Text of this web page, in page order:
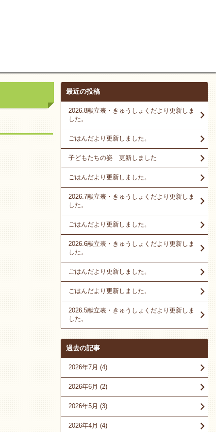
最近の投稿
2026.8献立表・きゅうしょくだより更新しま
した。
ごはんだより更新しました。
子どもたちの姿 更新しました
ごはんだより更新しました。
2026.7献立表・きゅうしょくだより更新しま
した。
ごはんだより更新しました。
2026.6献立表・きゅうしょくだより更新しま
した。
ごはんだより更新しました。
ごはんだより更新しました。
2026.5献立表・きゅうしょくだより更新しま
した。
過去の記事
2026年7月 (4)
2026年6月 (2)
2026年5月 (3)
2026年4月 (4)